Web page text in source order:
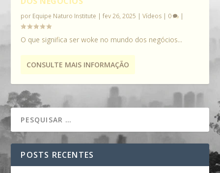
por Equipe Naturo Institute |fev 26, 2025 |Vídeos | 0 |
O que significa ser woke no mundo dos negócios...
CONSULTE MAIS INFORMAÇÃO
POSTS RECENTES